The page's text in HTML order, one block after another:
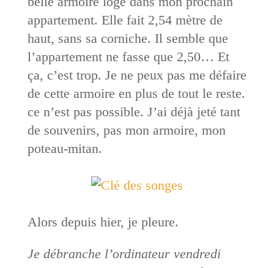
appartement. Elle fait 2,54 mètre de
haut, sans sa corniche. Il semble que
l’appartement ne fasse que 2,50… Et
ça, c’est trop. Je ne peux pas me défaire
de cette armoire en plus de tout le reste.
ce n’est pas possible. J’ai déjà jeté tant
de souvenirs, pas mon armoire, mon
poteau-mitan.
Alors depuis hier, je pleure.
Je débranche l’ordinateur vendredi